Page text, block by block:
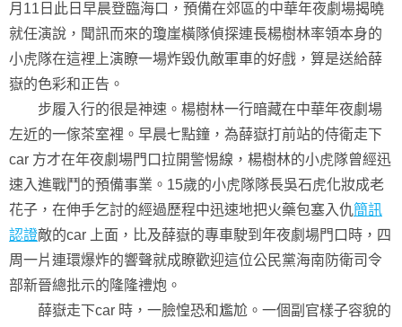
月11日此日早晨登臨海口，預備在郊區的中華年夜劇場揭曉
就任演說，聞訊而來的瓊崖橫隊偵探連長楊樹林率領本身的
小虎隊在這裡上演瞭一場炸毀仇敵軍車的好戲，算是送給薛
嶽的色彩和正告。
步履入行的很是神速。楊樹林一行暗藏在中華年夜劇場
左近的一傢茶室裡。早晨七點鐘，為薛嶽打前站的侍衛走下
car 方才在年夜劇場門口拉開警惕線，楊樹林的小虎隊曾經迅
速入進戰鬥的預備事業。15歲的小虎隊隊長吳石虎化妝成老
花子，在伸手乞討的經過歷程中迅速地把火藥包塞入仇簡訊
認證敵的car 上面，比及薛嶽的專車駛到年夜劇場門口時，四
周一片連環爆炸的響聲就成瞭歡迎這位公民黨海南防衛司令
部新晉總批示的隆隆禮炮。
薛嶽走下car 時，一臉惶恐和尷尬。一個副官樣子容貌的